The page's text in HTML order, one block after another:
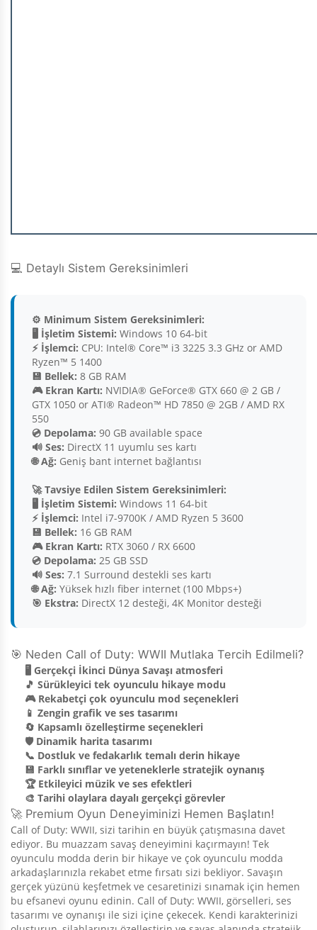
💻 Detaylı Sistem Gereksinimleri
⚙️ Minimum Sistem Gereksinimleri:
🖥️ İşletim Sistemi: Windows 10 64-bit
⚡ İşlemci: CPU: Intel® Core™ i3 3225 3.3 GHz or AMD
Ryzen™ 5 1400
💾 Bellek: 8 GB RAM
🎮 Ekran Kartı: NVIDIA® GeForce® GTX 660 @ 2 GB /
GTX 1050 or ATI® Radeon™ HD 7850 @ 2GB / AMD RX
550
💿 Depolama: 90 GB available space
🔊 Ses: DirectX 11 uyumlu ses kartı
🌐 Ağ: Geniş bant internet bağlantısı
🚀 Tavsiye Edilen Sistem Gereksinimleri:
🖥️ İşletim Sistemi: Windows 11 64-bit
⚡ İşlemci: Intel i7-9700K / AMD Ryzen 5 3600
💾 Bellek: 16 GB RAM
🎮 Ekran Kartı: RTX 3060 / RX 6600
💿 Depolama: 25 GB SSD
🔊 Ses: 7.1 Surround destekli ses kartı
🌐 Ağ: Yüksek hızlı fiber internet (100 Mbps+)
🎯 Ekstra: DirectX 12 desteği, 4K Monitor desteği
🎯 Neden Call of Duty: WWII Mutlaka Tercih Edilmeli?
🖥️ Gerçekçi İkinci Dünya Savaşı atmosferi
🎵 Sürükleyici tek oyunculu hikaye modu
🎮 Rekabetçi çok oyunculu mod seçenekleri
📱 Zengin grafik ve ses tasarımı
🔄 Kapsamlı özelleştirme seçenekleri
🛡️ Dinamik harita tasarımı
📞 Dostluk ve fedakarlık temalı derin hikaye
💾 Farklı sınıflar ve yeteneklerle stratejik oynanış
🏆 Etkileyici müzik ve ses efektleri
🎨 Tarihi olaylara dayalı gerçekçi görevler
🚀 Premium Oyun Deneyiminizi Hemen Başlatın!
Call of Duty: WWII, sizi tarihin en büyük çatışmasına davet
ediyor. Bu muazzam savaş deneyimini kaçırmayın! Tek
oyunculu modda derin bir hikaye ve çok oyunculu modda
arkadaşlarınızla rekabet etme fırsatı sizi bekliyor. Savaşın
gerçek yüzünü keşfetmek ve cesaretinizi sınamak için hemen
bu efsanevi oyunu edinin. Call of Duty: WWII, görselleri, ses
tasarımı ve oynanışı ile sizi içine çekecek. Kendi karakterinizi